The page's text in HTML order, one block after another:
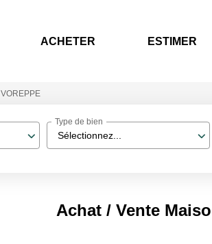
ACHETER ESTIMER
VOREPPE
Sélectionnez...
Type de bien
Achat / Vente